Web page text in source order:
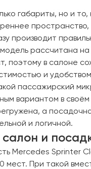
габариты, но и то,
производит
рассчитана на
поэтому в салоне
и
пассажирский
вариантом в своём
а
и логичной.
и
Mercedes Sprinter
мест. При такой